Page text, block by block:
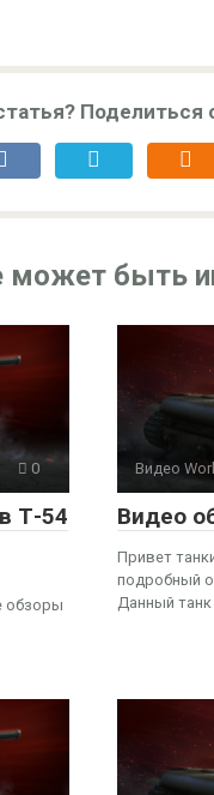
Поделиться
быть
0
Т-54
обзоры
Видео
Видео
Привет
подробный
Данный